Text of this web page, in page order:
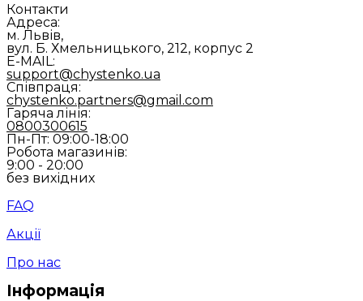
Контакти
Адреса:
м. Львів,
вул. Б. Хмельницького, 212, корпус 2
E-MAIL:
support@chystenko.ua
Співпраця:
chystenko.partners@gmail.com
Гаряча лінія:
0800300615
Пн-Пт: 09:00-18:00
Робота магазинів:
9:00 - 20:00
без вихідних
FAQ
Акції
Про нас
Інформація